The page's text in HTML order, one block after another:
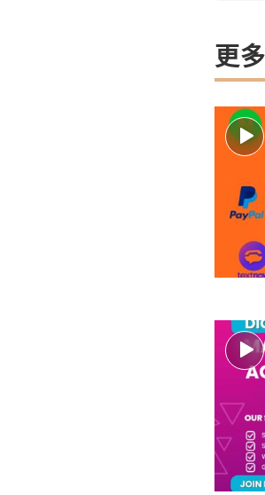
更